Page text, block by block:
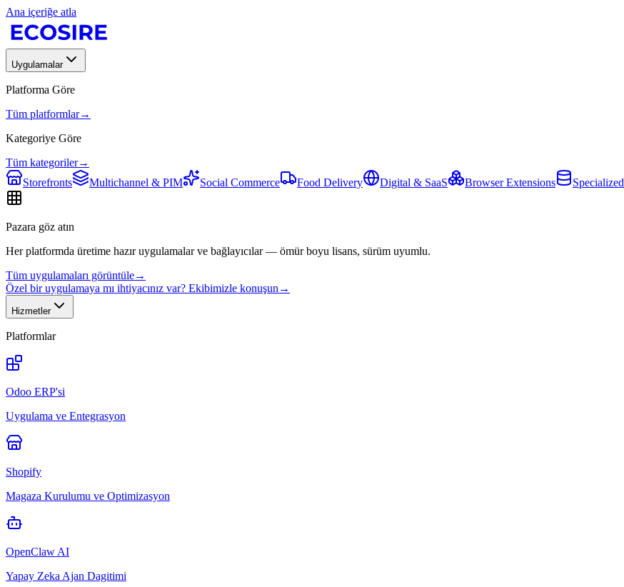
Ana içeriğe atla
Uygulamalar
Platforma Göre
Tüm platformlar→
Kategoriye Göre
Tüm kategoriler→
Storefronts
Multichannel & PIM Social Commerce Food Delivery Digital & SaaS Browser Extensions Specialized
Pazara göz atın
Her platformda üretime hazır uygulamalar ve bağlayıcılar — ömür boyu lisans, sürüm uyumlu.
Tüm uygulamaları görüntüle→
Özel bir uygulamaya mı ihtiyacınız var? Ekibimizle konuşun →
Hizmetler
Platformlar
Odoo ERP'si
Uygulama ve Entegrasyon
Shopify
Magaza Kurulumu ve Optimizasyon
OpenClaw AI
Yapay Zeka Ajan Dagitimi